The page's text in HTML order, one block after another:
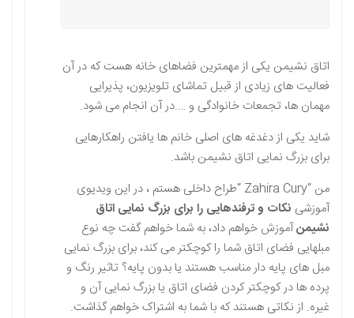
اتاق نشیمن یکی از مهمترین فضاهای خانه هست که در آن
فعالیت های زیادی از قبیل تماشای تلویزیون، پذیرایی
مهمان ها، تجمعات خانوادگی و ….در آن انجام می شود.
شاید یکی از دغدغه های اصلی خانم ها یافتن راهکارهایی
برای بزرگ نمایی اتاق نشیمن باشد.
من “Zahira Cury “طراح داخلی هستم ، در این ویدیوی
آموزشی نکات و ترفندهایی را برای بزرگ نمایی اتاق
نشیمنآموزش خواهم داد، به شما خواهم گفت چه نوع
مبلهایی فضای اتاق شما را کوچکتر می کند، برای بزرگ نمایی
مبل های پایه دار مناسب هستند یا بدون پایه؟ تاثیر رنگ و
پرده ها در کوچکتر کردن فضای اتاق یا بزرگ نمایی آن و
غیره. از نکاتی هستند که با شما به اشتراک خواهم گذاشت.